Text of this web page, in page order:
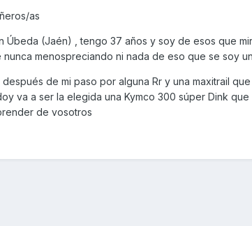
as
Úbeda (Jaén) , tengo 37 años y soy de esos que
nunca menospreciando ni nada de eso que se soy
de mi paso por alguna Rr y una maxitrail
va a ser la elegida una Kymco 300 súper Dink
de vosotros